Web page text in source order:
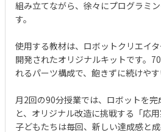
組み立てながら、徐々にプログラミ
す。
使用する教材は、ロボットクリエイ
開発されたオリジナルキットです。
れるパーツ構成で、飽きずに続けやす
月2回の90分授業では、ロボットを完
と、オリジナル改造に挑戦する「応
子どもたちは毎回、新しい達成感と